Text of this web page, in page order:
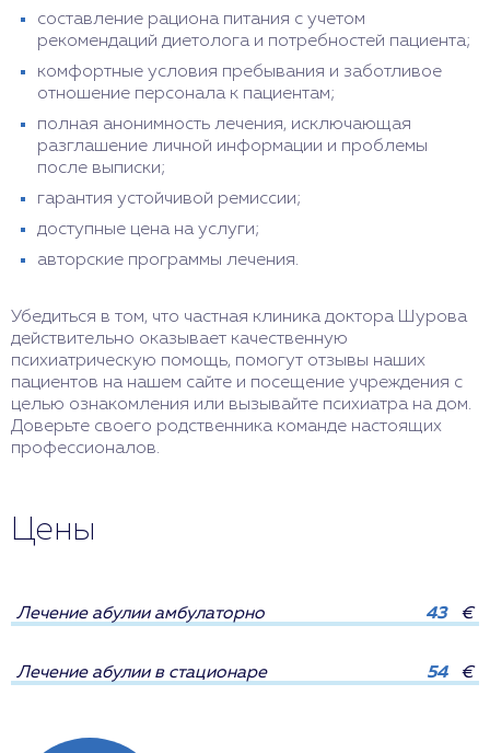
составление рациона питания с учетом
рекомендаций диетолога и потребностей пациента;
комфортные условия пребывания и заботливое
отношение персонала к пациентам;
полная анонимность лечения, исключающая
разглашение личной информации и проблемы
после выписки;
гарантия устойчивой ремиссии;
доступные цена на услуги;
авторские программы лечения.
Убедиться в том, что частная клиника доктора Шурова
действительно оказывает качественную
психиатрическую помощь, помогут отзывы наших
пациентов на нашем сайте и посещение учреждения с
целью ознакомления или вызывайте психиатра на дом.
Доверьте своего родственника команде настоящих
профессионалов.
Цены
Лечение абулии амбулаторно 43 €
Лечение абулии в стационаре 54 €